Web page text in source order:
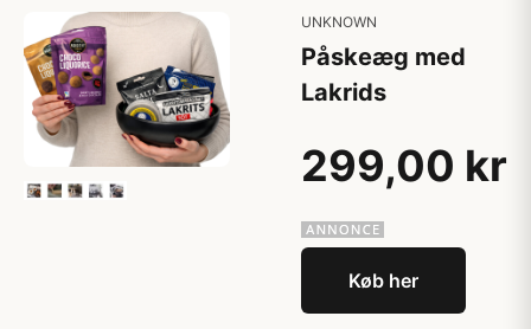
UNKNOWN
Påskeæg med
Lakrids
299,00 kr
Køb her